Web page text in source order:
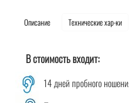
Описание Технические хар-ки
В стоимость входит:
14 дней пробного
Описание Технические хар-ки
ЗАПИСАТЬСЯ НА